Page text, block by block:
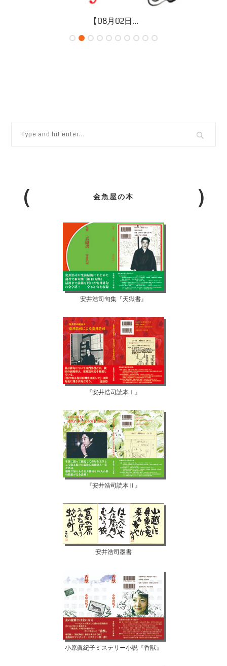
【08月02日...
金魚屋の本
安井浩司句集『天獄書』
『安井浩司読本Ⅰ』
『安井浩司読本Ⅱ』
安井浩司墨書
小原眞紀子ミステリー小説『香獣』